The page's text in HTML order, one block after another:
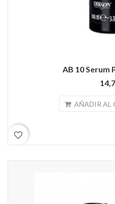
AB 10 Serum
AÑADIR AL
favorite_border